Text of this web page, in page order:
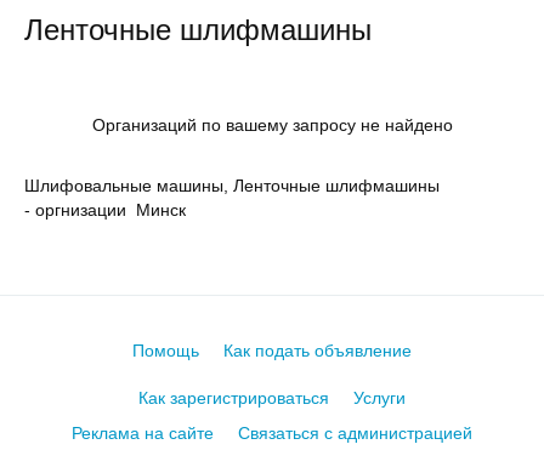
Ленточные шлифмашины
Организаций по вашему запросу не найдено
Шлифовальные машины, Ленточные шлифмашины
- оргнизации Минск
Помощь Как подать объявление
Как зарегистрироваться
Услуги
Реклама на сайте
Связаться с администрацией